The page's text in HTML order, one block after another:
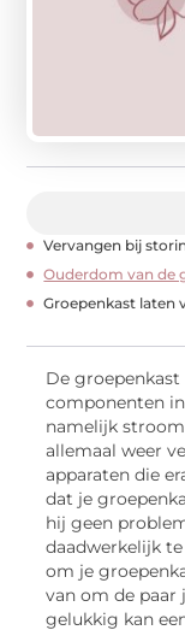
Vervangen bij
Ouderdom van de
Groepenkast laten
De groepenkast
componenten
namelijk
allemaal weer
apparaten die
dat je
hij geen
daadwerkelijk
om je
van om de paar
gelukkig kan